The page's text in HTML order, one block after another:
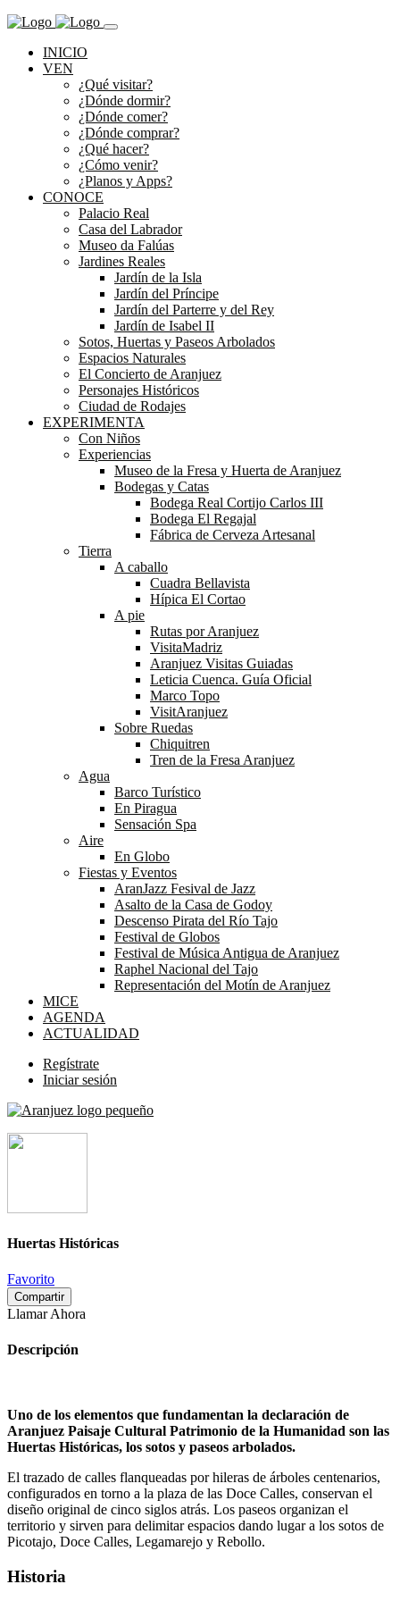
INICIO
VEN
¿Qué visitar?
¿Dónde dormir?
¿Dónde comer?
¿Dónde comprar?
¿Qué hacer?
¿Cómo venir?
¿Planos y Apps?
CONOCE
Palacio Real
Casa del Labrador
Museo da Falúas
Jardines Reales
Jardín de la Isla
Jardín del Príncipe
Jardín del Parterre y del Rey
Jardín de Isabel II
Sotos, Huertas y Paseos Arbolados
Espacios Naturales
El Concierto de Aranjuez
Personajes Históricos
Ciudad de Rodajes
EXPERIMENTA
Con Niños
Experiencias
Museo de la Fresa y Huerta de Aranjuez
Bodegas y Catas
Bodega Real Cortijo Carlos III
Bodega El Regajal
Fábrica de Cerveza Artesanal
Tierra
A caballo
Cuadra Bellavista
Hípica El Cortao
A pie
Rutas por Aranjuez
VisitaMadriz
Aranjuez Visitas Guiadas
Leticia Cuenca. Guía Oficial
Marco Topo
VisitAranjuez
Sobre Ruedas
Chiquitren
Tren de la Fresa Aranjuez
Agua
Barco Turístico
En Piragua
Sensación Spa
Aire
En Globo
Fiestas y Eventos
AranJazz Fesival de Jazz
Asalto de la Casa de Godoy
Descenso Pirata del Río Tajo
Festival de Globos
Festival de Música Antigua de Aranjuez
Raphel Nacional del Tajo
Representación del Motín de Aranjuez
MICE
AGENDA
ACTUALIDAD
Regístrate
Iniciar sesión
Huertas Históricas
Favorito
Compartir
Llamar Ahora
Descripción
Uno de los elementos que fundamentan la declaración de
Aranjuez Paisaje Cultural Patrimonio de la Humanidad son las
Huertas Históricas, los sotos y paseos arbolados.
El trazado de calles flanqueadas por hileras de árboles centenarios,
configurados en torno a la plaza de las Doce Calles, conservan el
diseño original de cinco siglos atrás. Los paseos organizan el
territorio y sirven para delimitar espacios dando lugar a los sotos de
Picotajo, Doce Calles, Legamarejo y Rebollo.
Historia